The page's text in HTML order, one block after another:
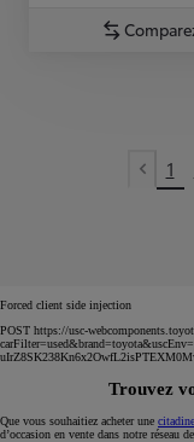
1
Forced client side injection
POST https://usc-
Trouvez
Que vous souhaitiez acheter une citadine
d’occasion en vente dans notre réseau